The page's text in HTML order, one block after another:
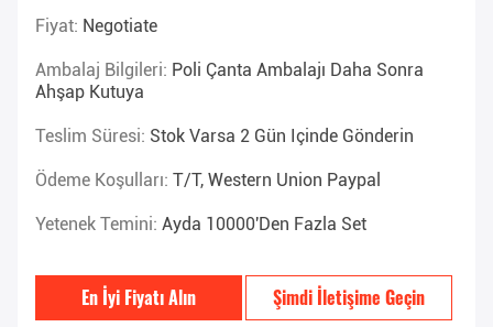
Fiyat: Negotiate
Ambalaj Bilgileri: Poli Çanta Ambalajı Daha Sonra
Ahşap Kutuya
Teslim Süresi: Stok Varsa 2 Gün Içinde Gönderin
Ödeme Koşulları: T/T, Western Union Paypal
Yetenek Temini: Ayda 10000'den Fazla Set
En İyi Fiyatı Alın Şimdi İletişime Geçin